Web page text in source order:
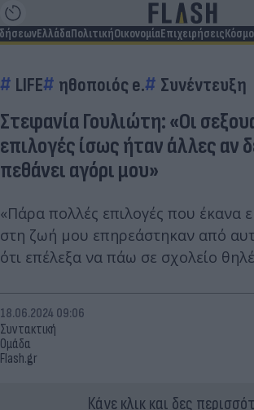
ΕλλάδαΠολιτικήΟικονομίαΕπιχειρήσεις
LIFE ηθοποιός e. Συνέντευξη
Στεφανία Γουλιώτη: «Οι
επιλογές ίσως ήταν άλλες αν
πεθάνει αγόρι μου»
«Πάρα πολλές επιλογές που έκανα
στη ζωή μου επηρεάστηκαν από
ότι επέλεξα να πάω σε σχολείο
Συντακτική
Ομάδα
Flash.gr
18.06.2024 09:06
Κάνε κλικ και δες